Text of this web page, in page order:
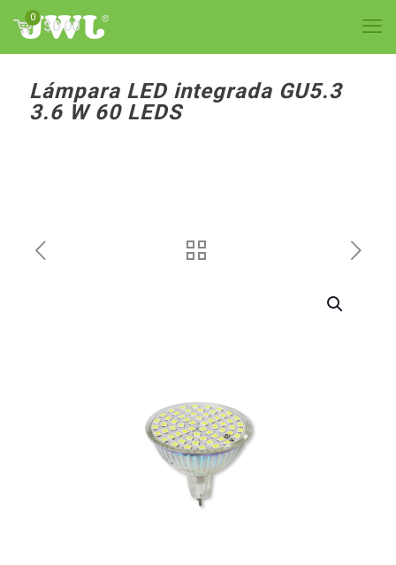
0
$0.00
Lámpara LED integrada GU5.3
3.6 W 60 LEDS